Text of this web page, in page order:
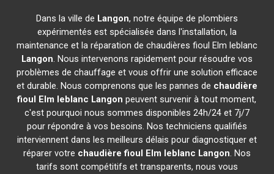
Dans la ville de Langon, notre équipe de plombiers
expérimentés est spécialisée dans l'installation, la
maintenance et la réparation de chaudières fioul Elm leblanc
Langon. Nous intervenons rapidement pour résoudre vos
problèmes de chauffage et vous offrir une solution efficace
et durable. Nous comprenons que les pannes de chaudière
fioul Elm leblanc Langon peuvent survenir à tout moment,
c'est pourquoi nous sommes disponibles 24h/24 et 7j/7
pour répondre à vos besoins. Nos techniciens qualifiés
interviennent dans les meilleurs délais pour diagnostiquer et
réparer votre chaudière fioul Elm leblanc Langon. Nos
tarifs sont compétitifs et transparents, nous vous